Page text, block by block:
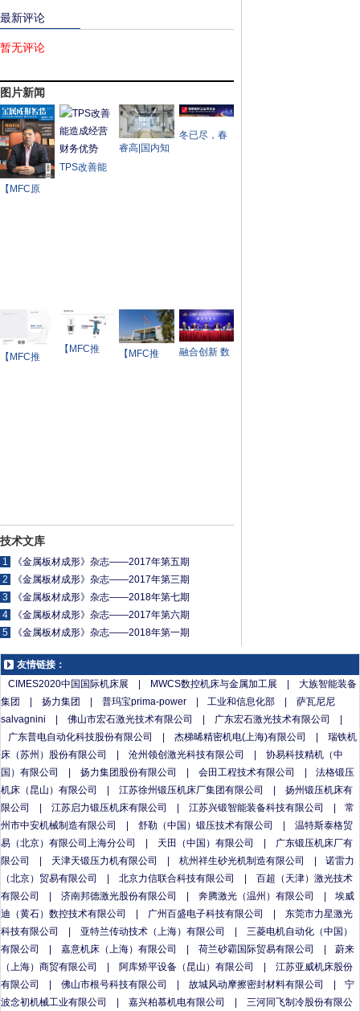
最新评论
暂无评论
图片新闻
【MFC原
造领军企业
TPS改善能
睿高|国内知
冬已尽，春
【MFC推
【MFC推
【MFC推
融合创新 数
技术文库
1
《金属板材成形》杂志——2017年第五期
2
《金属板材成形》杂志——2017年第三期
3
《金属板材成形》杂志——2018年第七期
4
《金属板材成形》杂志——2017年第六期
5
《金属板材成形》杂志——2018年第一期
友情链接：
CIMES2020中国国际机床展
| MWCS数控机床与金属加工展 |
大族智能装备
集团
| 扬力集团 | 普玛宝prima-power | 工业和信息化部 |
萨瓦尼尼
salvagnini
| 佛山市宏石激光技术有限公司 | 广东宏石激光技术有限公司
|
广东普电自动化科技股份有限公司
| 杰梯晞精密机电(上海)有限公司 |
瑞铁机
床（苏州）股份有限公司
| 沧州领创激光科技有限公司 |
协易科技精机（中
国）有限公司
| 扬力集团股份有限公司 | 会田工程技术有限公司 |
法格锻压
机床（昆山）有限公司
| 江苏徐州锻压机床厂集团有限公司 |
扬州锻压机床有
限公司
| 江苏启力锻压机床有限公司 | 江苏兴锻智能装备科技有限公司 |
常
州市中安机械制造有限公司
| 舒勒（中国）锻压技术有限公司 |
温特斯泰格贸
易（北京）有限公司上海分公司
| 天田（中国）有限公司 |
广东锻压机床厂有
限公司
| 天津天锻压力机有限公司 | 杭州祥生砂光机制造有限公司 |
诺雷力
（北京）贸易有限公司
| 北京力信联合科技有限公司 |
百超（天津）激光技术
有限公司
| 济南邦德激光股份有限公司 | 奔腾激光（温州）有限公司 |
埃威
迪（黄石）数控技术有限公司
| 广州百盛电子科技有限公司 |
东莞市力星激光
科技有限公司
| 亚特兰传动技术（上海）有限公司 |
三菱电机自动化（中国）
有限公司
| 嘉意机床（上海）有限公司 | 荷兰砂霸国际贸易有限公司 |
蔚来
（上海）商贸有限公司
| 阿库矫平设备（昆山）有限公司 |
江苏亚威机床股份
有限公司
| 佛山市根号科技有限公司 | 故城风动摩擦密封材料有限公司 |
宁
波念初机械工业有限公司
| 嘉兴柏慕机电有限公司 | 三河同飞制冷股份有限公